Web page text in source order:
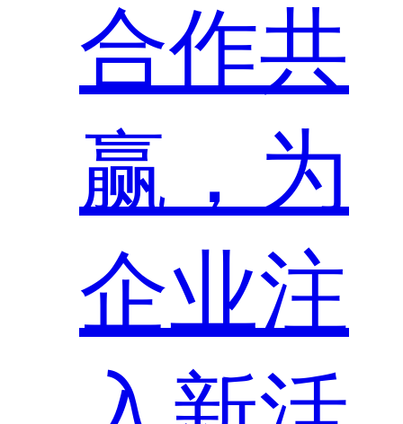
合作共
赢，为
企业注